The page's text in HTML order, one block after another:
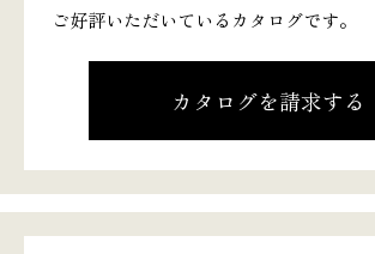
ご好評いただいているカタログです。
カタログを請求する